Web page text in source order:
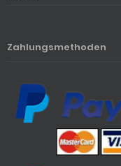
Zahlungsmethoden